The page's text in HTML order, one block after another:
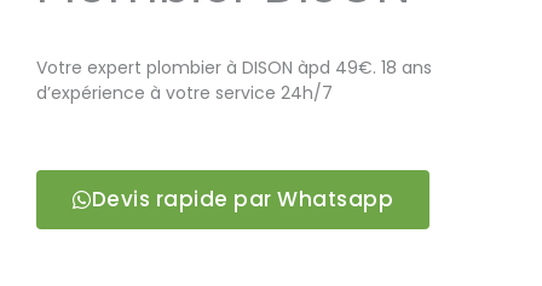
Votre expert plombier à DISON àpd 49€. 18 ans
d’expérience à votre service 24h/7
Devis rapide par Whatsapp